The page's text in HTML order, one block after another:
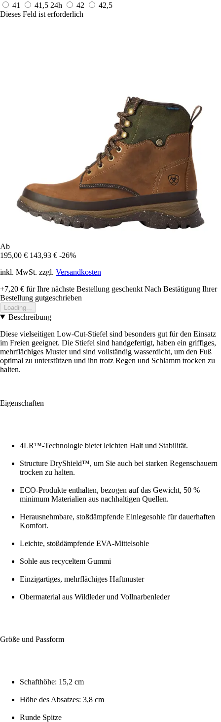
41
41,5 24h 42
42,5
Dieses Feld ist erforderlich
Ab
195,00 € 143,93 € -26%
inkl. MwSt. zzgl. Versandkosten
+7,20 € für Ihre nächste Bestellung geschenkt Nach Bestätigung Ihrer
Bestellung gutgeschrieben
Loading...
Beschreibung
Diese vielseitigen Low-Cut-Stiefel sind besonders gut für den Einsatz
im Freien geeignet. Die Stiefel sind handgefertigt, haben ein griffiges,
mehrflächiges Muster und sind vollständig wasserdicht, um den Fuß
optimal zu unterstützen und ihn trotz Regen und Schlamm trocken zu
halten.
Eigenschaften
4LR™-Technologie bietet leichten Halt und Stabilität.
Structure DryShield™, um Sie auch bei starken Regenschauern
trocken zu halten.
ECO-Produkte enthalten, bezogen auf das Gewicht, 50 %
minimum Materialien aus nachhaltigen Quellen.
Herausnehmbare, stoßdämpfende Einlegesohle für dauerhaften
Komfort.
Leichte, stoßdämpfende EVA-Mittelsohle
Sohle aus recyceltem Gummi
Einzigartiges, mehrflächiges Haftmuster
Obermaterial aus Wildleder und Vollnarbenleder
Größe und Passform
Schafthöhe: 15,2 cm
Höhe des Absatzes: 3,8 cm
Runde Spitze